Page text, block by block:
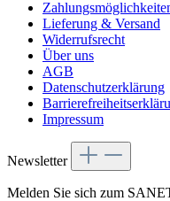
Lieferung & Versand
Widerrufsrecht
Über uns
AGB
Datenschutzerklärung
Impressum
Newsletter
Melden Sie sich zum